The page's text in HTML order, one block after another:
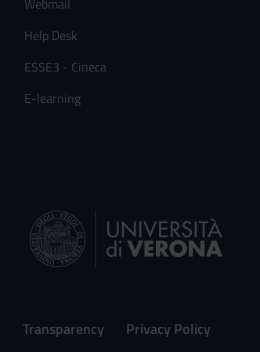
Help Desk
ESSE3 - Cineca
E-learning
Transparency Privacy Policy